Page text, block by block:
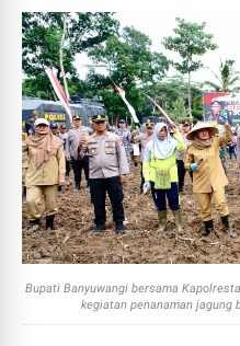
Bupati Banyuwangi bersama
kegiatan penanaman jagung